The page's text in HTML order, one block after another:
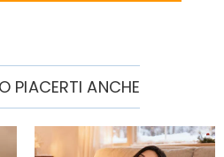
PIACERTI ANCHE